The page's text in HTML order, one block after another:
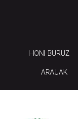
HONI BURUZ
ARAUAK